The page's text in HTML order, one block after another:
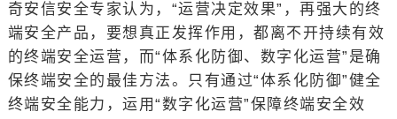
奇安信安全专家认为，“运营决定效果”，再强大的终
端安全产品，要想真正发挥作用，都离不开持续有效
的终端安全运营，而“体系化防御、数字化运营”是确
保终端安全的最佳方法。只有通过“体系化防御”健全
终端安全能力，运用“数字化运营”保障终端安全效